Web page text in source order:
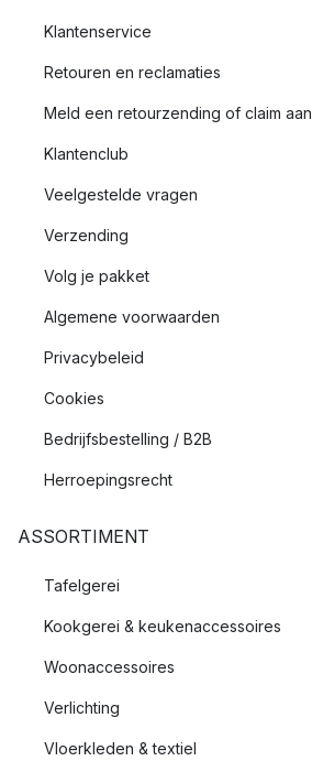
Klantenservice
Retouren en reclamaties
Meld een retourzending of claim aan
Klantenclub
Veelgestelde vragen
Verzending
Volg je pakket
Algemene voorwaarden
Privacybeleid
Cookies
Bedrijfsbestelling / B2B
Herroepingsrecht
ASSORTIMENT
Tafelgerei
Kookgerei & keukenaccessoires
Woonaccessoires
Verlichting
Vloerkleden & textiel